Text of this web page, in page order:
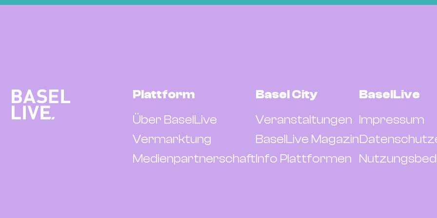
Plattform
Über BaselLive
Vermarktung
Medienpartnerschaft
Basel City
Veranstaltungen
BaselLive Magazin
Info Plattformen
BaselLive
Impressum